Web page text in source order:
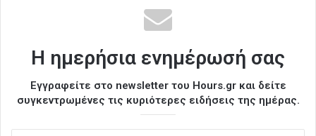
Η ημερήσια ενημέρωσή σας
Εγγραφείτε στο newsletter του Hours.gr και δείτε
συγκεντρωμένες τις κυριότερες ειδήσεις της ημέρας.